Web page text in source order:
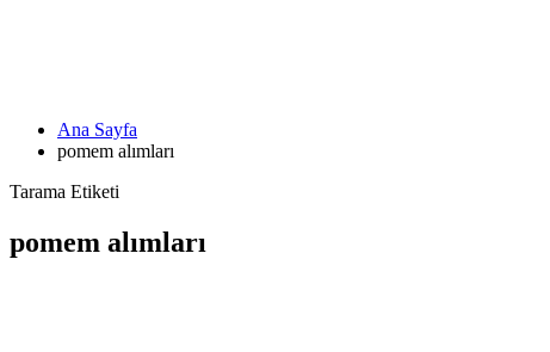
Ana Sayfa
pomem alımları
Tarama Etiketi
pomem alımları